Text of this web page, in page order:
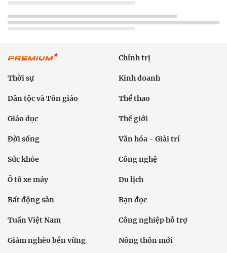
Chính trị
Thời sự Kinh doanh
Dân tộc và Tôn giáo Thể thao
Giáo dục Thế giới
Đời sống Văn hóa - Giải trí
Sức khỏe Công nghệ
Ô tô xe máy Du lịch
Bất động sản Bạn đọc
Tuần Việt Nam Công nghiệp hỗ trợ
Giảm nghèo bền vững Nông thôn mới